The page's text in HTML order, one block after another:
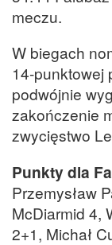
meczu.
W biegach
14-punktowej
podwójnie
zakończenie
zwycięstwo
Punkty dla
Przemysław
McDiarmid 4,
2+1, Michał